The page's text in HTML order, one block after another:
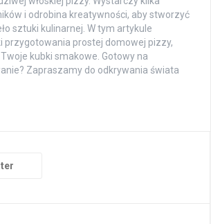
i odrobina kreatywności, aby stworzyć
sztuki kulinarnej. W tym artykule
przygotowania prostej domowej pizzy,
kubki smakowe. Gotowy na
Zapraszamy do odkrywania świata